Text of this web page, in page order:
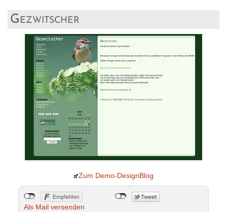
Gezwitscher
Zum Demo-DesignBlog
Als Mail versenden